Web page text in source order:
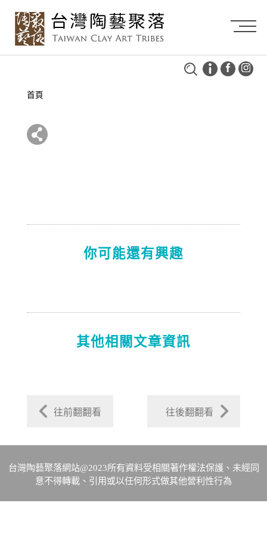
首頁
你可能還有興趣
往前翻翻看 往後翻翻看
其他相關文章資訊
台灣陶藝聚落網站@2023所有資料受相關著作權法保護、未經同
意不得轉載、引用或以任何形式做其他營利性行為